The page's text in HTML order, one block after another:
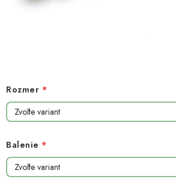
Hodnotenie obchodu
Podmienky ochrany osobných údajov
Ako získať lepšie ceny?
Moja objednávka
Rozmer
Balenie